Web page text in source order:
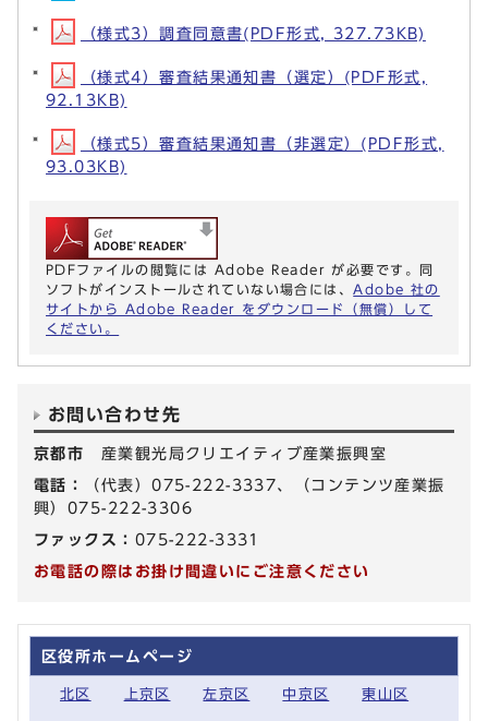
（様式3）調査同意書(PDF形式, 327.73KB)
（様式4）審査結果通知書（選定）(PDF形式,
92.13KB)
（様式5）審査結果通知書（非選定）(PDF形式,
93.03KB)
PDFファイルの閲覧には Adobe Reader が必要です。同
ソフトがインストールされていない場合には、 Adobe 社の
サイトから Adobe Reader をダウンロード（無償）して
ください。
お問い合わせ先
京都市 産業観光局クリエイティブ産業振興室
電話：
（代表）075-222-3337、（コンテンツ産業振
興）075-222-3306
ファックス： 075-222-3331
お電話の際はお掛け間違いにご注意ください
区役所ホームページ
北区 上京区 左京区 中京区 東山区